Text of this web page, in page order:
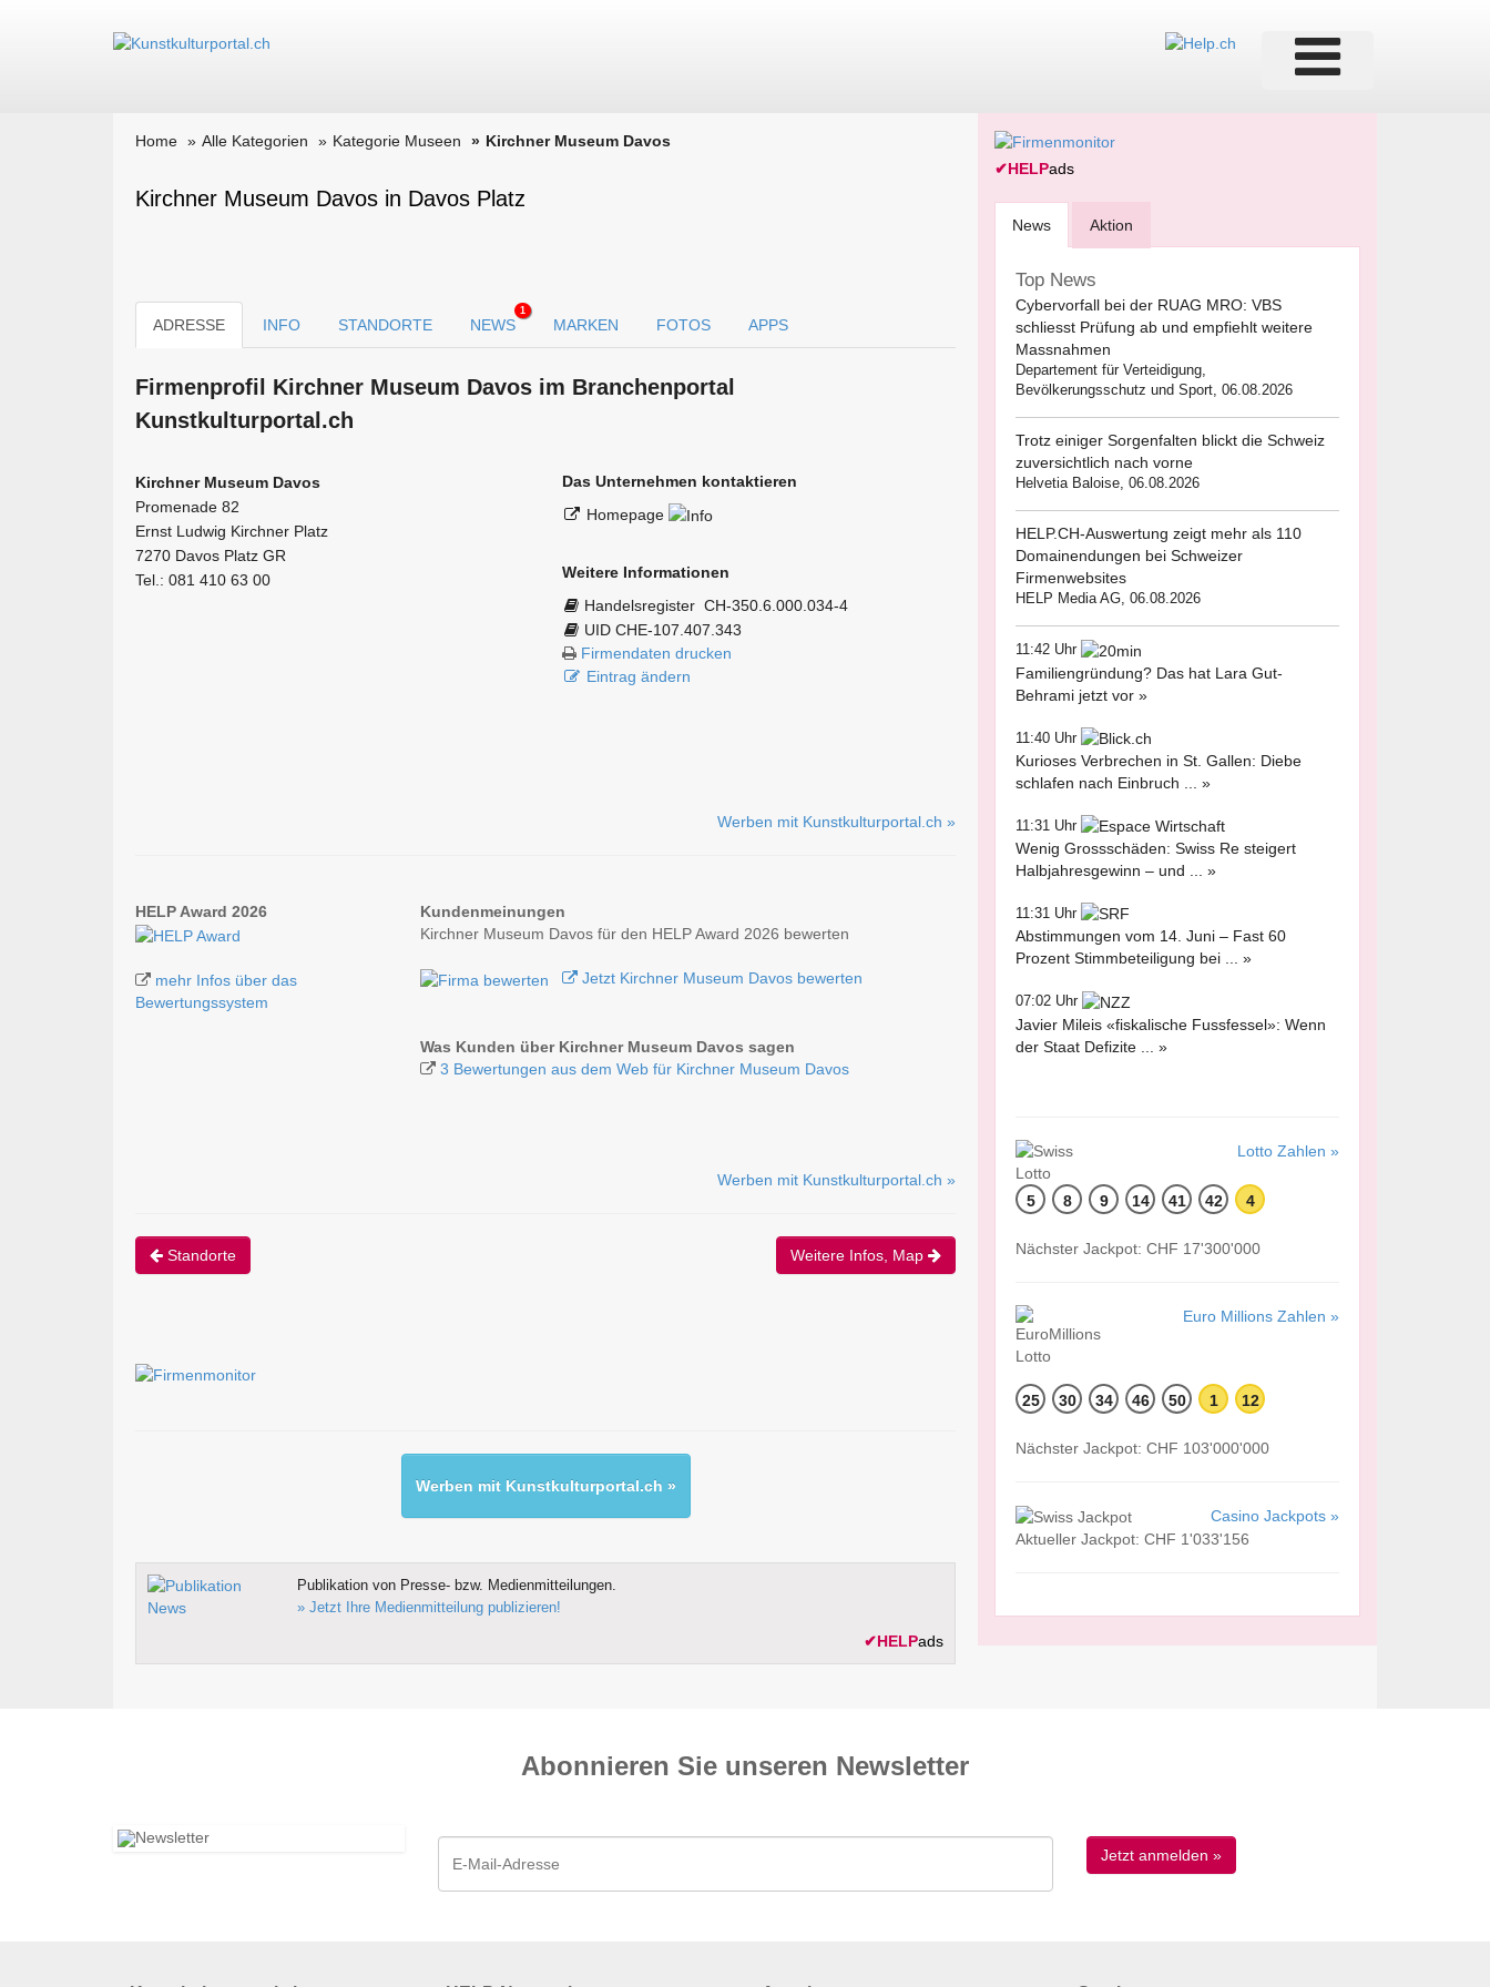
Home Alle Kategorien Kategorie Museen Kirchner Museum Davos
Kirchner Museum Davos in Davos Platz
ADRESSE INFO STANDORTE NEWS
1
MARKEN FOTOS APPS
Firmen­profil Kirchner Museum Davos im Branchen­portal
Kunstkulturportal.ch
Kirchner Museum Davos
Promenade 82
Ernst Ludwig Kirchner Platz
7270 Davos Platz GR
Tel.: 081 410 63 00
Das Unternehmen kontaktieren
Homepage
Weitere Informationen
Handelsregister CH-350.6.000.034-4
UID CHE-107.407.343
Firmendaten drucken
Eintrag ändern
Werben mit Kunstkulturportal.ch »
HELP Award 2026
mehr Infos über das
Bewertungssystem
Kundenmeinungen
Kirchner Museum Davos für den HELP Award 2026 bewerten
Jetzt Kirchner Museum Davos bewerten
Was Kunden über Kirchner Museum Davos sagen
3 Bewertungen aus dem Web für Kirchner Museum Davos
Werben mit Kunstkulturportal.ch »
Standorte Weitere Infos, Map
Werben mit Kunstkulturportal.ch »
Publikation von Presse- bzw. Medienmitteilungen.
» Jetzt Ihre Medienmitteilung publizieren!
✔HELPads
✔HELPads
News Aktion
Top News
Cybervorfall bei der RUAG MRO: VBS
schliesst Prüfung ab und empfiehlt weitere
Massnahmen
Departement für Verteidigung,
Bevölkerungsschutz und Sport, 06.08.2026
Trotz einiger Sorgenfalten blickt die Schweiz
zuversichtlich nach vorne
Helvetia Baloise, 06.08.2026
HELP.CH-Auswertung zeigt mehr als 110
Domainendungen bei Schweizer
Firmenwebsites
HELP Media AG, 06.08.2026
11:42 Uhr
Familiengründung? Das hat Lara Gut-
Behrami jetzt vor »
11:40 Uhr
Kurioses Verbrechen in St. Gallen: Diebe
schlafen nach Einbruch ... »
11:31 Uhr
Wenig Grossschäden: Swiss Re steigert
Halbjahresgewinn – und ... »
11:31 Uhr
Abstimmungen vom 14. Juni – Fast 60
Prozent Stimmbeteiligung bei ... »
07:02 Uhr
Javier Mileis «fiskalische Fussfessel»: Wenn
der Staat Defizite ... »
Lotto Zahlen »
5 8 9 14 41 42 4
Nächster Jackpot: CHF 17'300'000
Euro Millions Zahlen »
25 30 34 46 50 1 12
Nächster Jackpot: CHF 103'000'000
Casino Jackpots »
Aktueller Jackpot: CHF 1'033'156
Abonnieren Sie unseren News­letter